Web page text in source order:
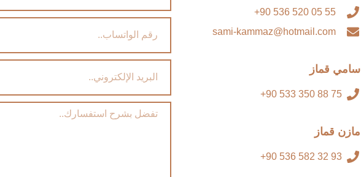
55 05 520 536 90+
sami-kammaz@hotmail.com
سامي قماز
75 88 350 533 90+
مازن قماز
93 32 582 536 90+